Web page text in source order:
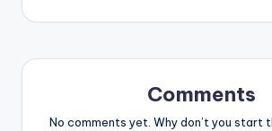
Comments
No comments yet. Why don’t you start